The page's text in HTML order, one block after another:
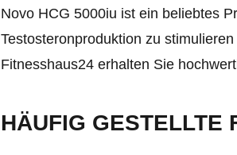
Novo HCG 5000iu ist ein beliebtes
Testosteronproduktion zu
Fitnesshaus24 erhalten Sie
HÄUFIG GESTELLTE